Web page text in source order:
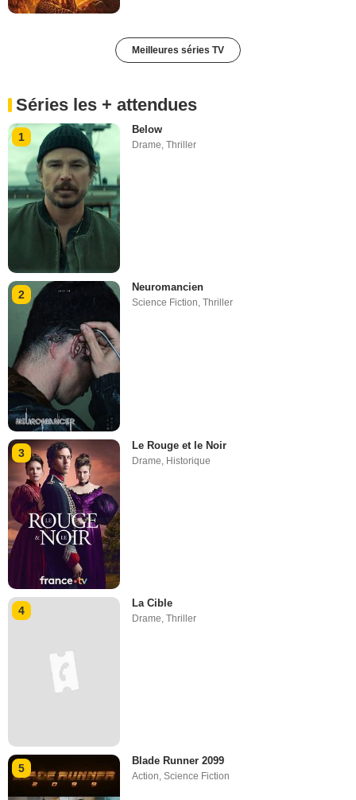
Meilleures séries TV
Séries les + attendues
1
Below
Drame,Thriller
2
Neuromancien
Science Fiction,Thriller
3
Le Rouge et le Noir
Drame Historique
4
La Cible
Drame,Thriller
5
Blade Runner 2099
Action,Science Fiction